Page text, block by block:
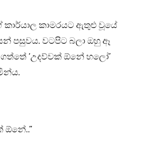
කාර්යාල කාමරයට ඇතුළු වූයේ
පසුවය. වටපිට බලා ඔහු ඈ
‘උදව්වක් ඕනේ හලෝ’
ඕනේ..”